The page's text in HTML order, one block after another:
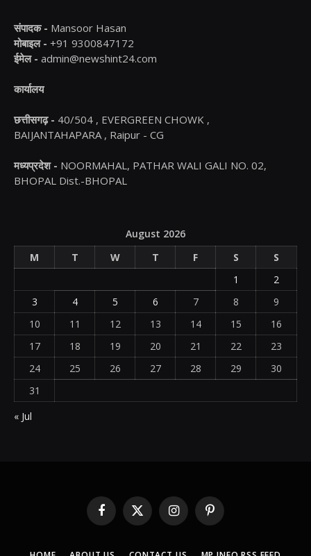
संपादक - Mansoor Hasan
मोबाइल - +91 9300847172
ईमेल - admin@newshint24.com
कार्यालय
छत्तीसगढ़ - 40/504 , EVERGREEN CHOWK ,
BAIJANTAHAPARA , Raipur - CG
मध्यप्रदेश - NOORMAHAL, PATHAR WALI GALI NO. 02,
BHOPAL Dist.-BHOPAL
August 2026
M
T W T F S
S
1
2
3
4 5 6 7 8
9
10
11 12 13 14 15
16
17
18 19 20 21 22
23
24
25 26 27 28 29
30
31
« Jul
Facebook
X
(Twitter)
InstagramPinterest